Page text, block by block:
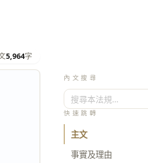
5,964字
內文搜尋
搜尋本法規…
快速跳轉
主文
事實及理由